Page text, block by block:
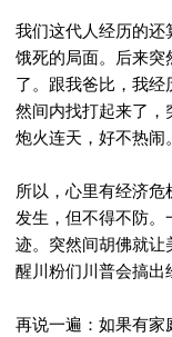
我们这代人经历的
饿死的局面。后来
了。跟我爸比，我
然间内找打起来了，
炮火连天，好不热闹。
所以，心里有经济
发生，但不得不防
迹。突然间胡佛就
醒川粉们川普会搞出
再说一遍：如果有